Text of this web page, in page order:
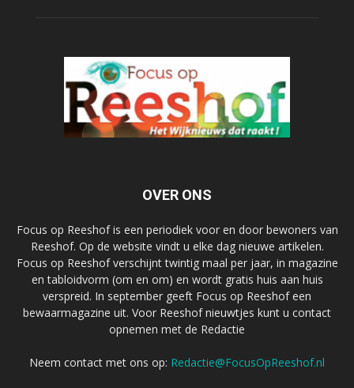
OVER ONS
Focus op Reeshof is een periodiek voor en door bewoners van
Reeshof. Op de website vindt u elke dag nieuwe artikelen.
Focus op Reeshof verschijnt twintig maal per jaar, in magazine
en tabloidvorm (om en om) en wordt gratis huis aan huis
verspreid. In september geeft Focus op Reeshof een
bewaarmagazine uit. Voor Reeshof nieuwtjes kunt u contact
opnemen met de Redactie
Neem contact met ons op: Redactie@FocusOpReeshof.nl